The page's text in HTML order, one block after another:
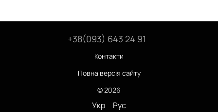
+38(093) 643 24 91
Контакти
Повна версія сайту
© 2026
Укр Рус